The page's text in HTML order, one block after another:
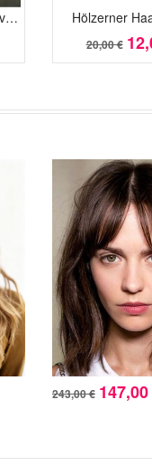
Natürliche Wellig Kunstvolle Kappenlos Echthaar Perücke Hölzerner
20,00 €
243,00 €